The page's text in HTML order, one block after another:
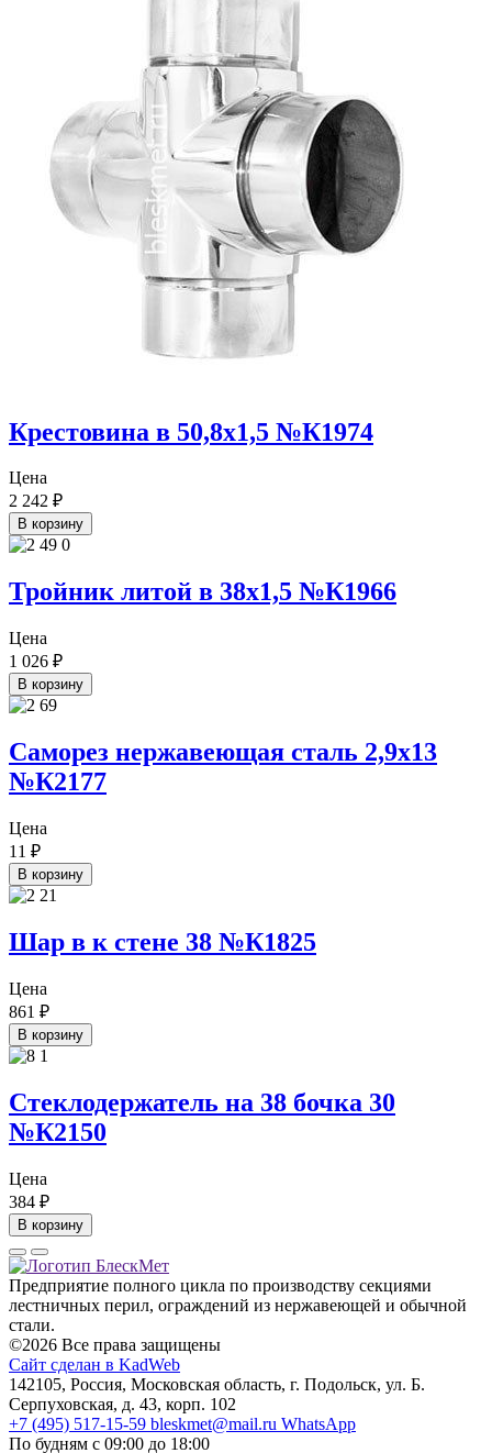
Крестовина в 50,8х1,5 №К1974
Цена
2 242 ₽
В корзину
Тройник литой в 38х1,5 №К1966
Цена
1 026 ₽
В корзину
Саморез нержавеющая сталь 2,9х13
№К2177
Цена
11 ₽
В корзину
Шар в к стене 38 №К1825
Цена
861 ₽
В корзину
Стеклодержатель на 38 бочка 30
№К2150
Цена
384 ₽
В корзину
Предприятие полного цикла по производству секциями
лестничных перил, ограждений из нержавеющей и обычной
стали.
©2026 Все права защищены
Сайт сделан в KadWeb
142105, Россия, Московская область, г. Подольск, ул. Б.
Серпуховская, д. 43, корп. 102
+7 (495) 517-15-59 bleskmet@mail.ru WhatsApp
По будням с 09:00 до 18:00